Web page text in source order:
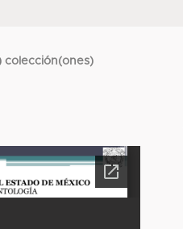
colección(ones)